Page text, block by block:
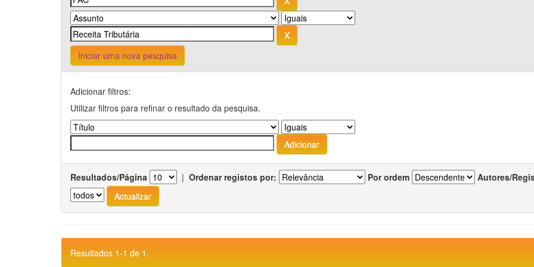
Iniciar uma nova pesquisa
Adicionar filtros:
Utilizar filtros para refinar o resultado da pesquisa.
Resultados/Página | Ordenar registos por: Por ordem Autores/
Resultados 1-1 de 1.